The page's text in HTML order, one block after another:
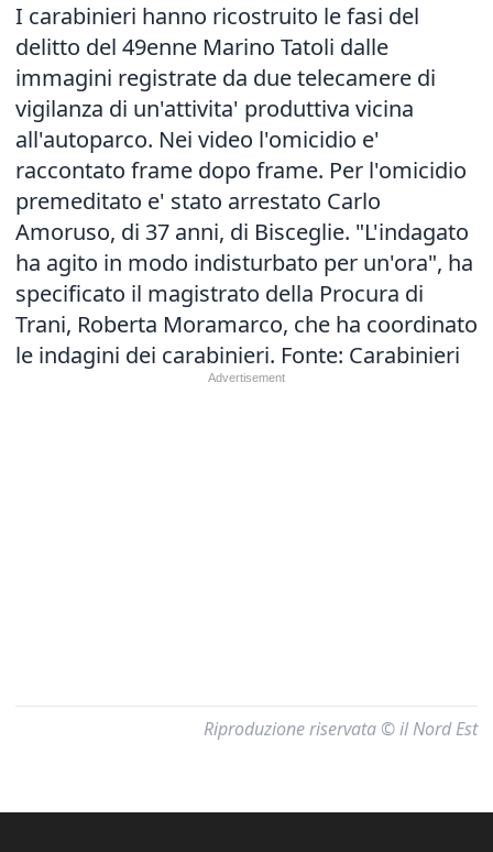
I carabinieri hanno ricostruito le fasi del
delitto del 49enne Marino Tatoli dalle
immagini registrate da due telecamere di
vigilanza di un'attivita' produttiva vicina
all'autoparco. Nei video l'omicidio e'
raccontato frame dopo frame. Per l'omicidio
premeditato e' stato arrestato Carlo
Amoruso, di 37 anni, di Bisceglie. "L'indagato
ha agito in modo indisturbato per un'ora", ha
specificato il magistrato della Procura di
Trani, Roberta Moramarco, che ha coordinato
le indagini dei carabinieri. Fonte: Carabinieri
Riproduzione riservata © il Nord Est